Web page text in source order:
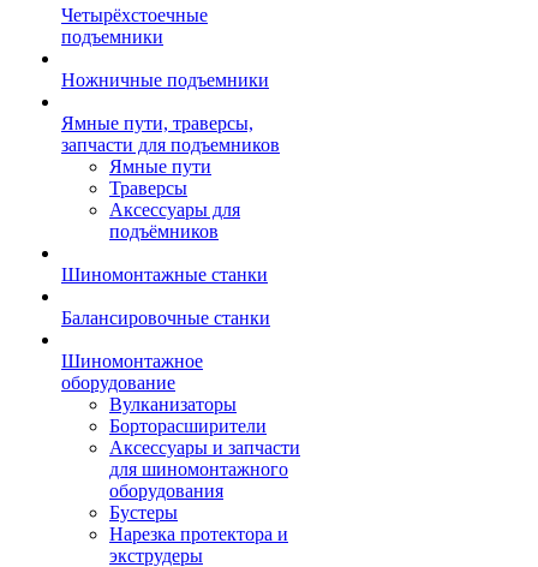
Четырёхстоечные
подъемники
Ножничные подъемники
Ямные пути, траверсы,
запчасти для подъемников
Ямные пути
Траверсы
Аксессуары для
подъёмников
Шиномонтажные станки
Балансировочные станки
Шиномонтажное
оборудование
Вулканизаторы
Борторасширители
Аксессуары и запчасти
для шиномонтажного
оборудования
Бустеры
Нарезка протектора и
экструдеры